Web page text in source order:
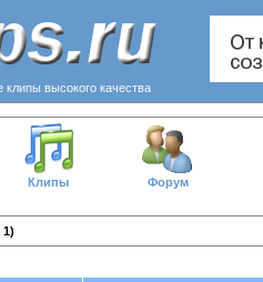
высокого качества
Клипы Форум